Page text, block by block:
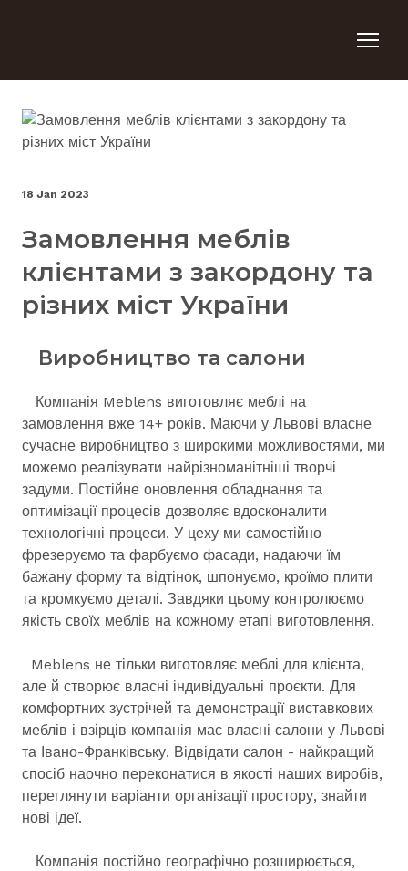
18 Jan 2023
Замовлення меблів
клієнтами з закордону та
різних міст України
Виробництво та салони
Компанія Meblens виготовляє меблі на
замовлення вже 14+ років. Маючи у Львові власне
сучасне виробництво з широкими можливостями, ми
можемо реалізувати найрізноманітніші творчі
задуми. Постійне оновлення обладнання та
оптимізації процесів дозволяє вдосконалити
технологічні процеси. У цеху ми самостійно
фрезеруємо та фарбуємо фасади, надаючи їм
бажану форму та відтінок, шпонуємо, кроїмо плити
та кромкуємо деталі. Завдяки цьому контролюємо
якість своїх меблів на кожному етапі виготовлення.
Meblens не тільки виготовляє меблі для клієнта,
але й створює власні індивідуальні проєкти. Для
комфортних зустрічей та демонстрації виставкових
меблів і взірців компанія має власні салони у Львові
та Івано-Франківську. Відвідати салон - найкращий
спосіб наочно переконатися в якості наших виробів,
переглянути варіанти організації простору, знайти
нові ідеї.
Компанія постійно географічно розширюється,